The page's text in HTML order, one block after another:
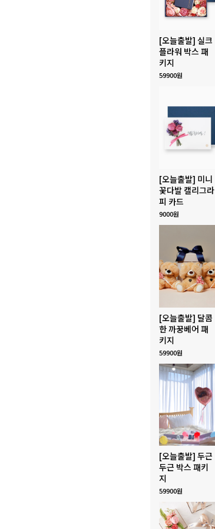
[오늘출발] 실크
플라워 박스 패
키지
59900원
[오늘출발] 미니
꽃다발 캘리그라
피 카드
9000원
[오늘출발] 달콤
한 까꿍베어 패
키지
59900원
[오늘출발] 두근
두근 박스 패키
지
59900원